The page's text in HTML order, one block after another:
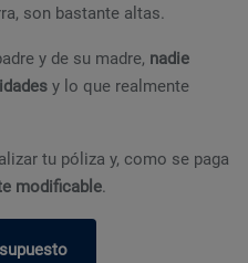
son bastante altas.
y de su madre, nadie
y lo que realmente
tu póliza y, como se paga
modificable.